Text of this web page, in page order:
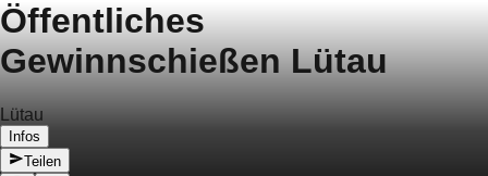
Öffentliches
Gewinnschießen Lütau
Lütau
Infos
Teilen